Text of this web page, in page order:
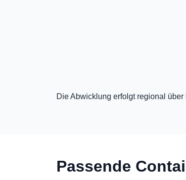
Die Abwicklung erfolgt regional
Passende